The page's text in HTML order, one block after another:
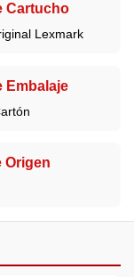
Cartucho
Lexmark
Embalaje
Origen